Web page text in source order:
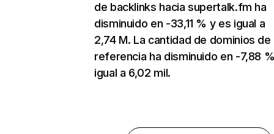
de backlinks hacia supertalk.fm ha
disminuido en -33,11 % y es igual a
2,74 M. La cantidad de dominios de
referencia ha disminuido en -7,88
igual a 6,02 mil.